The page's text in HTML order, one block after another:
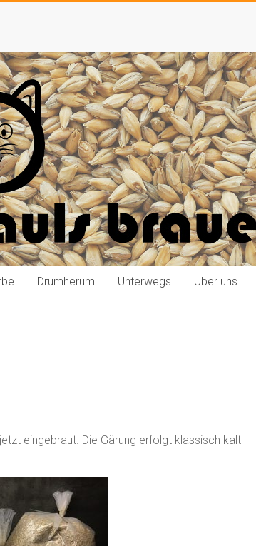
Drumherum Unterwegs Über uns
jetzt eingebraut. Die Gärung erfolgt klassisch kalt